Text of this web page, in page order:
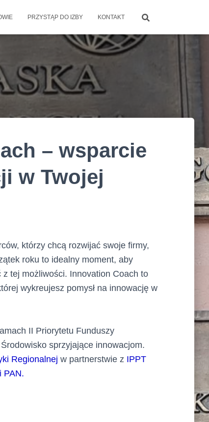
PRZYSTĄP DO IZBY KONTAKT
– wsparcie
w Twojej
którzy chcą rozwijać swoje firmy,
roku to idealny moment, aby
tej możliwości. Innovation Coach to
wykreujesz pomysł na innowację w
II Priorytetu Funduszy
sprzyjające innowacjom.
Regionalnej w partnerstwie z IPPT
PAN.